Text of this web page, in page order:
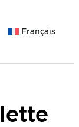
Français